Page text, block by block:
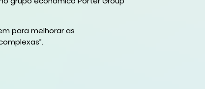
para melhorar as